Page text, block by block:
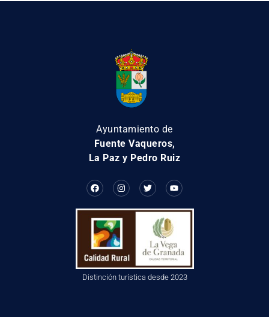
Ayuntamiento de
Fuente Vaqueros,
La Paz y Pedro Ruiz
Distinción turística desde 2023